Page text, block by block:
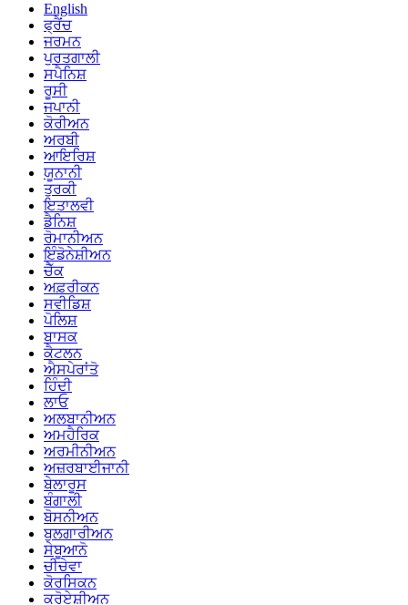
English
ਫ੍ਰੈਂਚ
ਜਰਮਨ
ਪੁਰਤਗਾਲੀ
ਸਪੈਨਿਸ਼
ਰੂਸੀ
ਜਪਾਨੀ
ਕੋਰੀਅਨ
ਅਰਬੀ
ਆਇਰਿਸ਼
ਯੂਨਾਨੀ
ਤੁਰਕੀ
ਇਤਾਲਵੀ
ਡੈਨਿਸ਼
ਰੋਮਾਨੀਅਨ
ਇੰਡੋਨੇਸ਼ੀਅਨ
ਚੈੱਕ
ਅਫ਼ਰੀਕਨ
ਸਵੀਡਿਸ਼
ਪੋਲਿਸ਼
ਬਾਸਕ
ਕੈਟਲਨ
ਐਸਪੇਰਾਂਤੋ
ਹਿੰਦੀ
ਲਾਓ
ਅਲਬਾਨੀਅਨ
ਅਮਹੈਰਿਕ
ਅਰਮੀਨੀਅਨ
ਅਜ਼ਰਬਾਈਜਾਨੀ
ਬੇਲਾਰੂਸ
ਬੰਗਾਲੀ
ਬੋਸਨੀਅਨ
ਬੁਲਗਾਰੀਅਨ
ਸੇਬੂਆਨੋ
ਚੀਚੇਵਾ
ਕੋਰਸਿਕਨ
ਕ੍ਰੋਏਸ਼ੀਅਨ